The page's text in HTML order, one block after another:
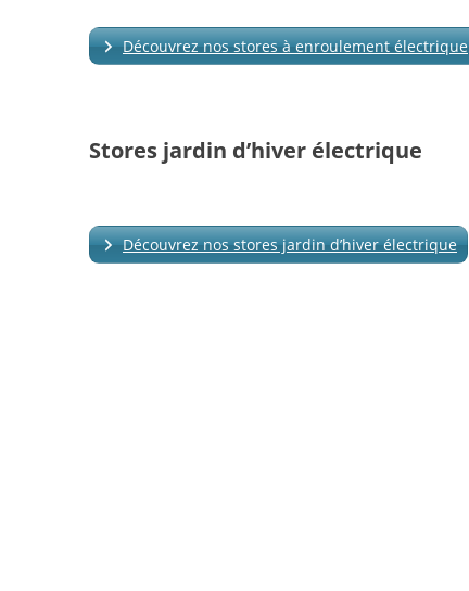
Découvrez nos stores à enroulement électrique
Stores jardin d’hiver électrique
Découvrez nos stores jardin d’hiver électrique